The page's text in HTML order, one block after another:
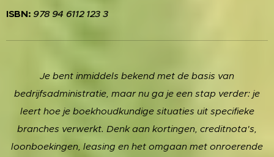
ISBN: 978 94 6112 123 3
Je bent inmiddels bekend met de basis van
bedrijfsadministratie, maar nu ga je een stap verder: je
leert hoe je boekhoudkundige situaties uit specifieke
branches verwerkt. Denk aan kortingen, creditnota's,
loonboekingen, leasing en het omgaan met onroerende